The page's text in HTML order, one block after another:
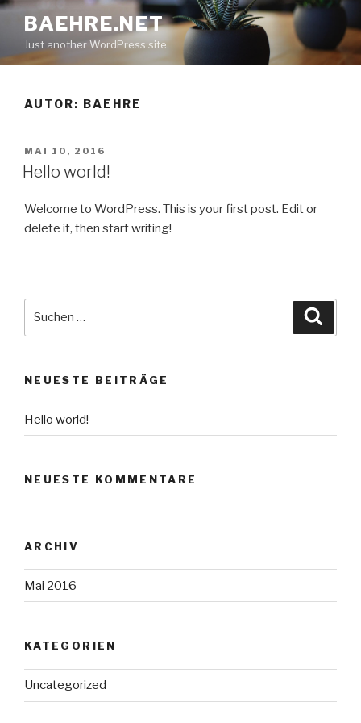
Zum
Inhalt
springen
BAEHRE.NET
Just another WordPress site
AUTOR: BAEHRE
VERÖFFENTLICHT
AM
MAI 10, 2016
Hello world!
Welcome to WordPress. This is your first post. Edit or
delete it, then start writing!
NEUESTE BEITRÄGE
Hello world!
NEUESTE KOMMENTARE
ARCHIV
Mai 2016
KATEGORIEN
Uncategorized